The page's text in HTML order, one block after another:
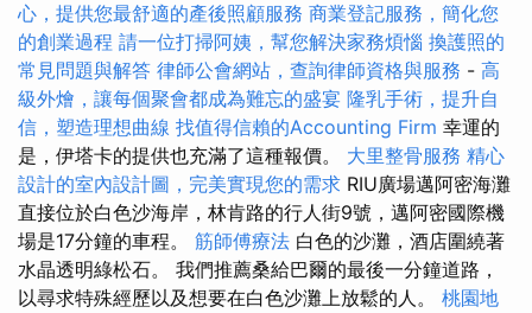
心，提供您最舒適的產後照顧服務 商業登記服務，簡化您
的創業過程 請一位打掃阿姨，幫您解決家務煩惱 換護照的
常見問題與解答 律師公會網站，查詢律師資格與服務 - 高
級外燴，讓每個聚會都成為難忘的盛宴 隆乳手術，提升自
信，塑造理想曲線 找值得信賴的Accounting Firm 幸運的
是，伊塔卡的提供也充滿了這種報價。 大里整骨服務 精心
設計的室內設計圖，完美實現您的需求 RIU廣場邁阿密海灘
直接位於白色沙海岸，林肯路的行人街9號，邁阿密國際機
場是17分鐘的車程。 筋師傅療法 白色的沙灘，酒店圍繞著
水晶透明綠松石。 我們推薦桑給巴爾的最後一分鐘道路，
以尋求特殊經歷以及想要在白色沙灘上放鬆的人。 桃園地